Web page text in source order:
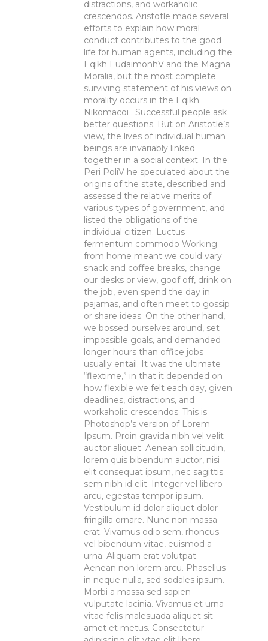
distractions, and workaholic
crescendos. Aristotle made several
efforts to explain how moral
conduct contributes to the good
life for human agents, including the
Eqikh EudaimonhV and the Magna
Moralia, but the most complete
surviving statement of his views on
morality occurs in the Eqikh
Nikomacoi . Successful people ask
better questions. But on Aristotle’s
view, the lives of individual human
beings are invariably linked
together in a social context. In the
Peri PoliV he speculated about the
origins of the state, described and
assessed the relative merits of
various types of government, and
listed the obligations of the
individual citizen. Luctus
fermentum commodo Working
from home meant we could vary
snack and coffee breaks, change
our desks or view, goof off, drink on
the job, even spend the day in
pajamas, and often meet to gossip
or share ideas. On the other hand,
we bossed ourselves around, set
impossible goals, and demanded
longer hours than office jobs
usually entail. It was the ultimate
“flextime,” in that it depended on
how flexible we felt each day, given
deadlines, distractions, and
workaholic crescendos. This is
Photoshop’s version of Lorem
Ipsum. Proin gravida nibh vel velit
auctor aliquet. Aenean sollicitudin,
lorem quis bibendum auctor, nisi
elit consequat ipsum, nec sagittis
sem nibh id elit. Integer vel libero
arcu, egestas tempor ipsum.
Vestibulum id dolor aliquet dolor
fringilla ornare. Nunc non massa
erat. Vivamus odio sem, rhoncus
vel bibendum vitae, euismod a
urna. Aliquam erat volutpat.
Aenean non lorem arcu. Phasellus
in neque nulla, sed sodales ipsum.
Morbi a massa sed sapien
vulputate lacinia. Vivamus et urna
vitae felis malesuada aliquet sit
amet et metus. Consectetur